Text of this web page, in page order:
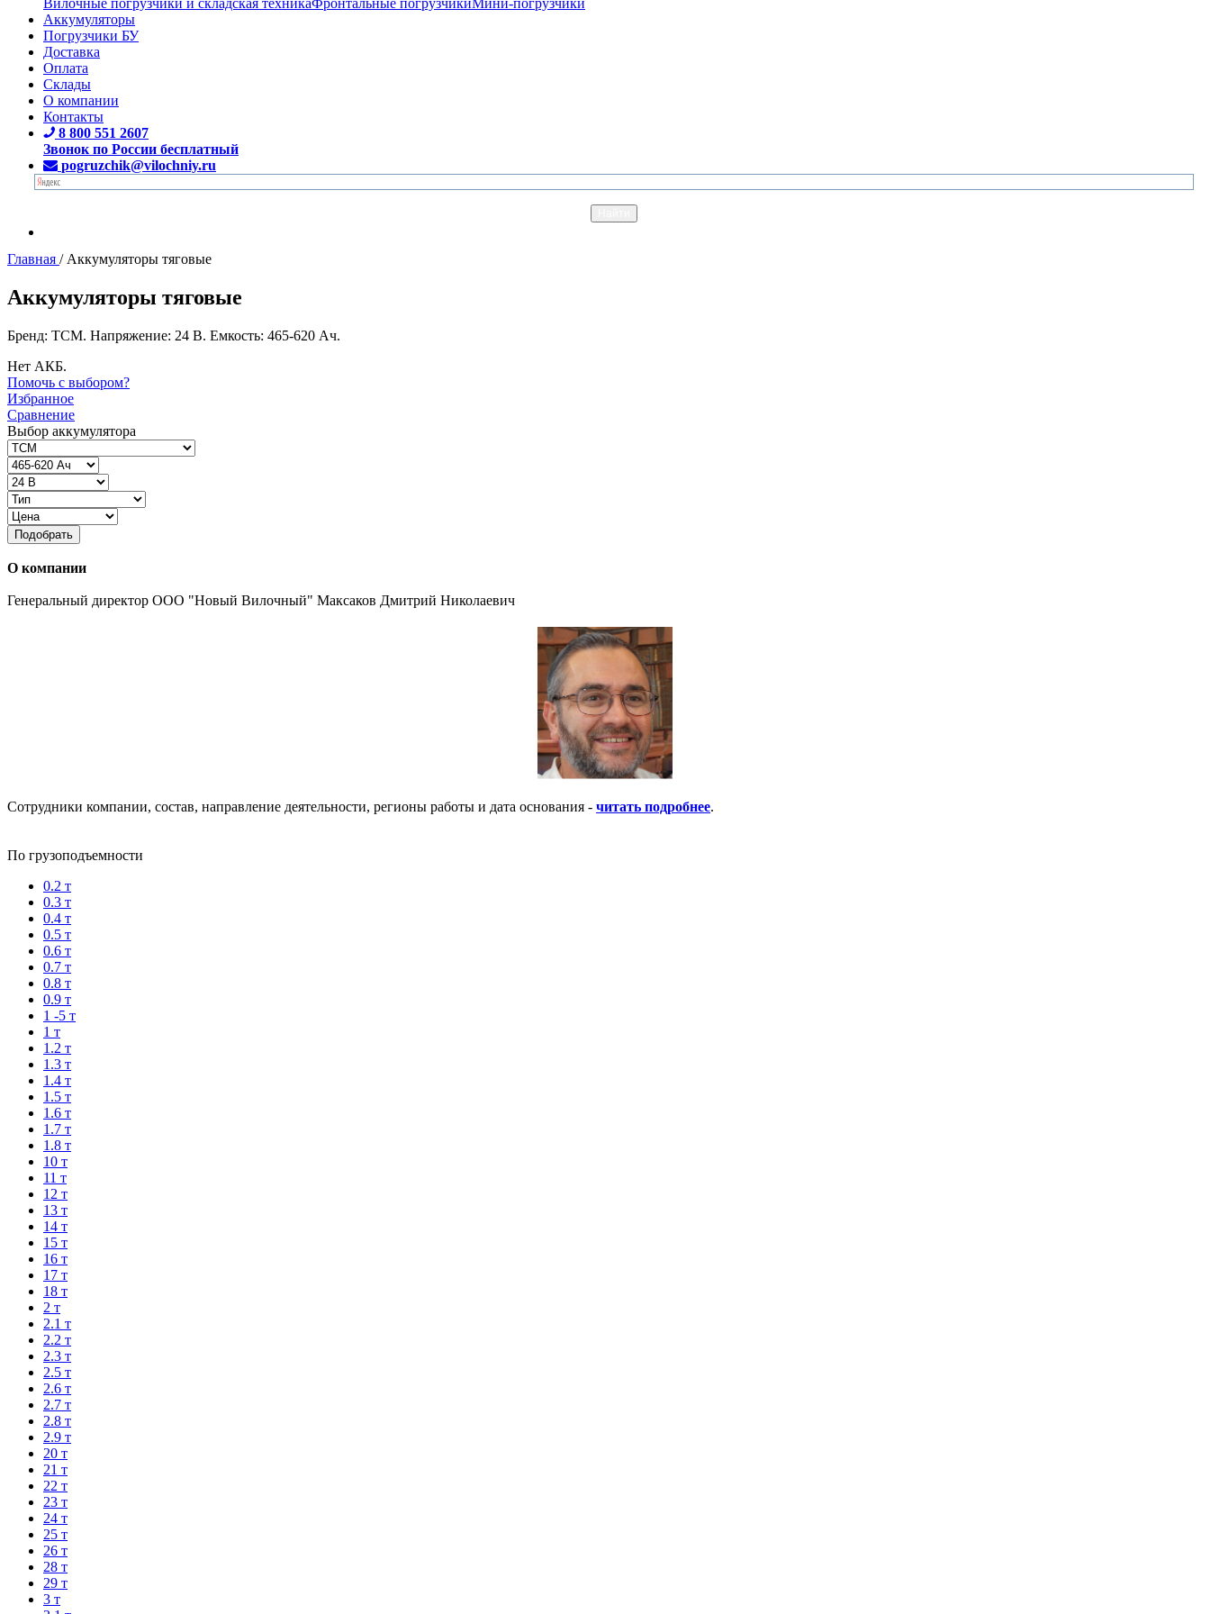
Аккумуляторы
Погрузчики БУ
Доставка
Оплата
Склады
О компании
Контакты
8 800 551 2607
Звонок по России бесплатный
pogruzchik@vilochniy.ru
Главная / Аккумуляторы тяговые
Аккумуляторы тяговые
Бренд: TCM. Напряжение: 24 В. Емкость: 465-620 Ач.
Нет АКБ.
Помочь с выбором?
Избранное
Сравнение
Выбор аккумулятора
Подобрать
О компании
Генеральный директор ООО "Новый Вилочный" Максаков Дмитрий Николаевич
Сотрудники компании, состав, направление деятельности, регионы работы и дата основания - читать подробнее.
По грузоподъемности
0.2 т
0.3 т
0.4 т
0.5 т
0.6 т
0.7 т
0.8 т
0.9 т
1 -5 т
1 т
1.2 т
1.3 т
1.4 т
1.5 т
1.6 т
1.7 т
1.8 т
10 т
11 т
12 т
13 т
14 т
15 т
16 т
17 т
18 т
2 т
2.1 т
2.2 т
2.3 т
2.5 т
2.6 т
2.7 т
2.8 т
2.9 т
20 т
21 т
22 т
23 т
24 т
25 т
26 т
28 т
29 т
3 т